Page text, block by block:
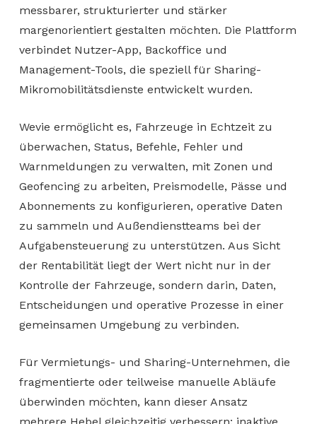
messbarer, strukturierter und stärker
margenorientiert gestalten möchten. Die Plattform
verbindet Nutzer-App, Backoffice und
Management-Tools, die speziell für Sharing-
Mikromobilitätsdienste entwickelt wurden.
Wevie ermöglicht es, Fahrzeuge in Echtzeit zu
überwachen, Status, Befehle, Fehler und
Warnmeldungen zu verwalten, mit Zonen und
Geofencing zu arbeiten, Preismodelle, Pässe und
Abonnements zu konfigurieren, operative Daten
zu sammeln und Außendienstteams bei der
Aufgabensteuerung zu unterstützen. Aus Sicht
der Rentabilität liegt der Wert nicht nur in der
Kontrolle der Fahrzeuge, sondern darin, Daten,
Entscheidungen und operative Prozesse in einer
gemeinsamen Umgebung zu verbinden.
Für Vermietungs- und Sharing-Unternehmen, die
fragmentierte oder teilweise manuelle Abläufe
überwinden möchten, kann dieser Ansatz